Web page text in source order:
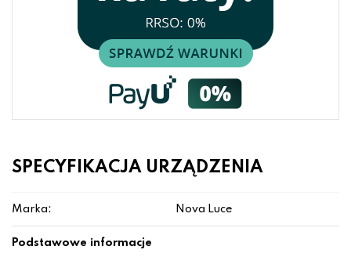
SPECYFIKACJA URZĄDZENIA
Marka: Nova Luce
Podstawowe informacje